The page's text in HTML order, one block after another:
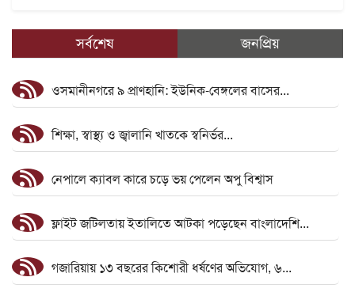
সর্বশেষ জনপ্রিয়
ওসমানীনগরে ৯ প্রাণহানি: ইউনিক-বেঙ্গলের বাসের...
শিক্ষা, স্বাস্থ্য ও জ্বালানি খাতকে স্বনির্ভর...
নেপালে ক্যাবল কারে চড়ে ভয় পেলেন অপু বিশ্বাস
ফ্লাইট জটিলতায় ইতালিতে আটকা পড়েছেন বাংলাদেশি...
গজারিয়ায় ১৩ বছরের কিশোরী ধর্ষণের অভিযোগ, ৬...